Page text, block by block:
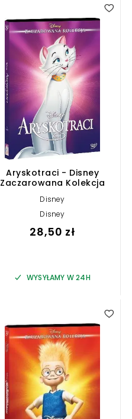
Aryskotraci - Disney
Zaczarowana Kolekcja
Disney
Disney
28,50 zł
WYSYŁAMY W 24H